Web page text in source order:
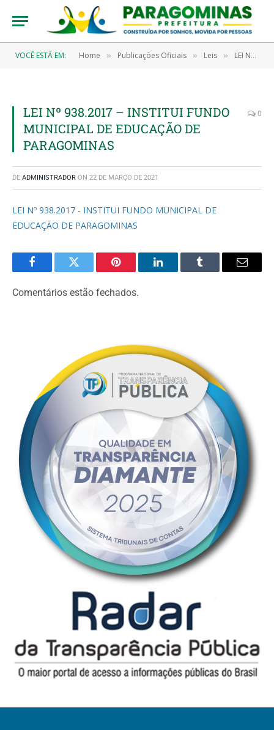
VOCÊ ESTÁ EM: Home » Publicações Oficiais » Leis » LEI N° 934 /2017, DE 30 DE MAIO DE 2017 (Reorganiza e Consolida a Estrutura Administrativa e o Plano de Cargos, Carreiras e Remuneração dos Servidores da Câmara Municipal de Paragominas e dá outras Providências)
LEI Nº 938.2017 – INSTITUI FUNDO
MUNICIPAL DE EDUCAÇÃO DE
PARAGOMINAS
0
DE ADMINISTRADOR ON 22 DE MARÇO DE 2021
LEI Nº 938.2017 - INSTITUI FUNDO MUNICIPAL DE
EDUCAÇÃO DE PARAGOMINAS
FacebookTwitter Pinterest LinkedInTumblr Email
Comentários estão fechados.